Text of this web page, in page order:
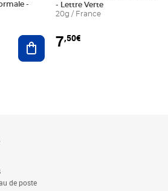
Ajouter au panier
- Lettre Verte
20g / France
7,50€
de poste